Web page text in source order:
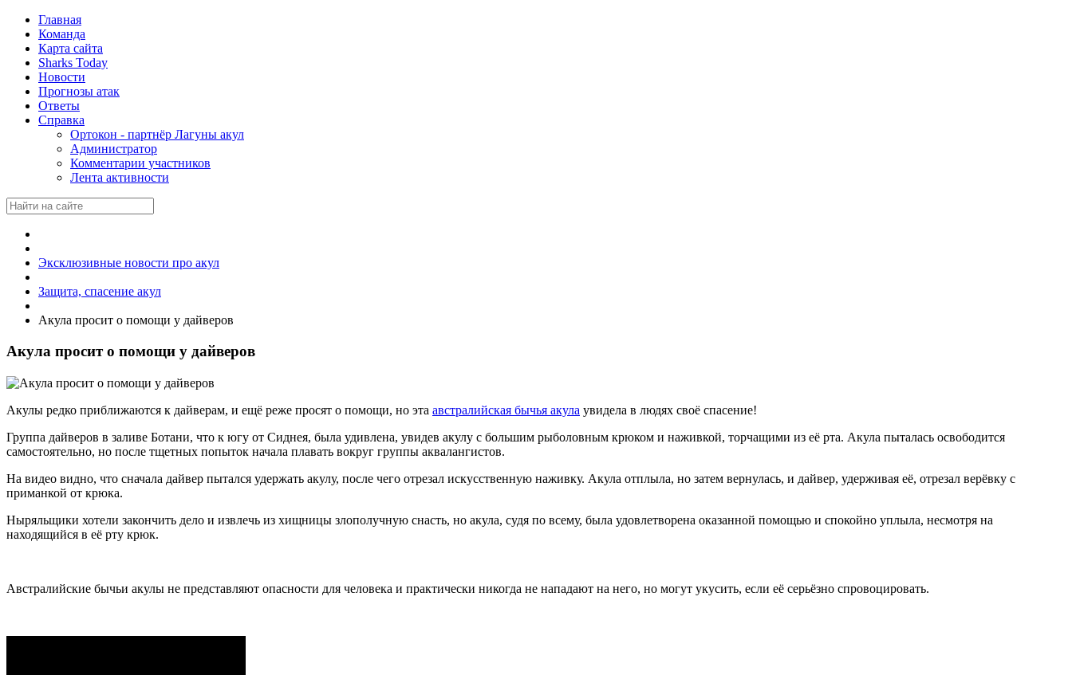
Главная
Команда
Карта сайта
Sharks Today
Новости
Прогнозы атак
Ответы
Справка
Ортокон - партнёр Лагуны акул
Администратор
Комментарии участников
Лента активности
Эксклюзивные новости про акул
Защита, спасение акул
Акула просит о помощи у дайверов
Акула просит о помощи у дайверов
Акулы редко приближаются к дайверам, и ещё реже просят о помощи, но эта австралийская бычья акула увидела в людях своё спасение!
Группа дайверов в заливе Ботани, что к югу от Сиднея, была удивлена, увидев акулу с большим рыболовным крюком и наживкой, торчащими из её рта. Акула пыталась освободится
самостоятельно, но после тщетных попыток начала плавать вокруг группы аквалангистов.
На видео видно, что сначала дайвер пытался удержать акулу, после чего отрезал искусственную наживку. Акула отплыла, но затем вернулась, и дайвер, удерживая её, отрезал верёвку с
приманкой от крюка.
Ныряльщики хотели закончить дело и извлечь из хищницы злополучную снасть, но акула, судя по всему, была удовлетворена оказанной помощью и спокойно уплыла, несмотря на
находящийся в её рту крюк.
Австралийские бычьи акулы не представляют опасности для человека и практически никогда не нападают на него, но могут укусить, если её серьёзно спровоцировать.